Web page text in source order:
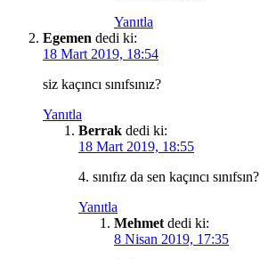
Yanıtla
Egemen dedi ki:
18 Mart 2019, 18:54
siz kaçıncı sınıfsınız?
Yanıtla
Berrak dedi ki:
18 Mart 2019, 18:55
4. sınıfız da sen kaçıncı sınıfsın?
Yanıtla
Mehmet dedi ki:
8 Nisan 2019, 17:35